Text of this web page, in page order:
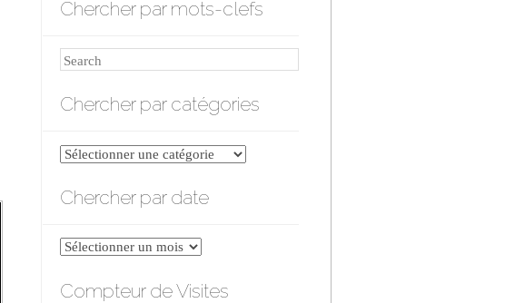
Chercher par mots-clefs
Search
Chercher par catégories
Chercher
catégories
Chercher par date
Chercher
date
Compteur de Visites